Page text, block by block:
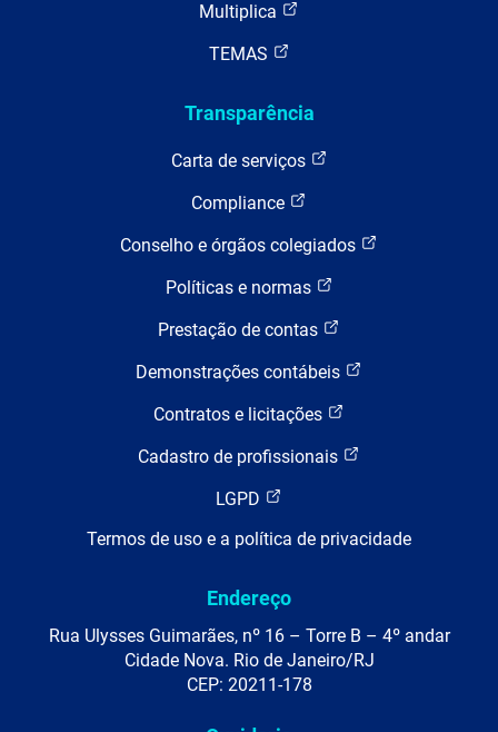
Multiplica
TEMAS
Transparência
Carta de serviços
Compliance
Conselho e órgãos colegiados
Políticas e normas
Prestação de contas
Demonstrações contábeis
Contratos e licitações
Cadastro de profissionais
LGPD
Termos de uso e a política de privacidade
Endereço
Rua Ulysses Guimarães, nº 16 – Torre B – 4º andar
Cidade Nova. Rio de Janeiro/RJ
CEP: 20211-178